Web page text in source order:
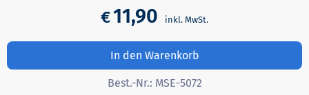
€11,90
In den Warenkorb
Best.-Nr.: MSE-5072